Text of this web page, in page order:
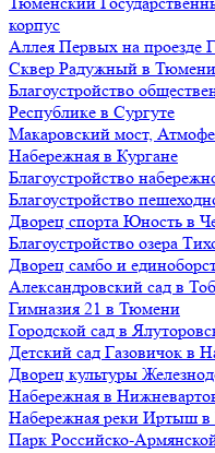
корпус
Аллея Первых на проезде
Сквер Радужный в Тюмени
Благоустройство
Республике в Сургуте
Макаровский мост,
Набережная в Кургане
Благоустройство
Благоустройство
Дворец спорта Юность в
Благоустройство озера
Дворец самбо и
Александровский сад в
Гимназия 21 в Тюмени
Городской сад в
Детский сад Газовичок в
Дворец культуры
Набережная в
Набережная реки Иртыш
Парк Российско-